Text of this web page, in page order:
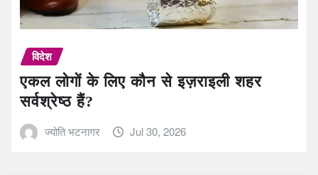
विदेश
एकल लोगों के लिए कौन से इज़राइली शहर
सर्वश्रेष्ठ हैं?
ज्योति भटनागर Jul 30, 2026